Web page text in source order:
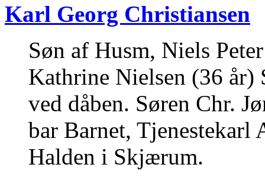
Karl Georg Christiansen
Søn af Husm, Niels
Kathrine Nielsen (36 år)
ved dåben. Søren Chr.
bar Barnet, Tjenestekarl
Halden i Skjærum.